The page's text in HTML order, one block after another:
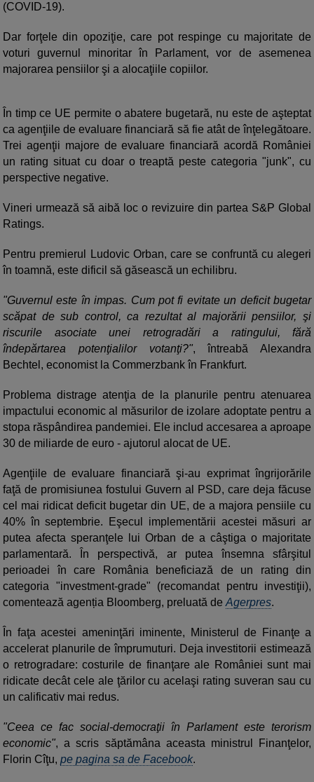
(COVID-19).
Dar forţele din opoziţie, care pot respinge cu majoritate de
voturi guvernul minoritar în Parlament, vor de asemenea
majorarea pensiilor şi a alocaţiile copiilor.
În timp ce UE permite o abatere bugetară, nu este de aşteptat
ca agenţiile de evaluare financiară să fie atât de înţelegătoare.
Trei agenţii majore de evaluare financiară acordă României
un rating situat cu doar o treaptă peste categoria "junk", cu
perspective negative.
Vineri urmează să aibă loc o revizuire din partea S&P Global
Ratings.
Pentru premierul Ludovic Orban, care se confruntă cu alegeri
în toamnă, este dificil să găsească un echilibru.
"Guvernul este în impas. Cum pot fi evitate un deficit bugetar
scăpat de sub control, ca rezultat al majorării pensiilor, şi
riscurile asociate unei retrogradări a ratingului, fără
îndepărtarea potenţialilor votanţi?", întreabă Alexandra
Bechtel, economist la Commerzbank în Frankfurt.
Problema distrage atenţia de la planurile pentru atenuarea
impactului economic al măsurilor de izolare adoptate pentru a
stopa răspândirea pandemiei. Ele includ accesarea a aproape
30 de miliarde de euro - ajutorul alocat de UE.
Agenţiile de evaluare financiară şi-au exprimat îngrijorările
faţă de promisiunea fostului Guvern al PSD, care deja făcuse
cel mai ridicat deficit bugetar din UE, de a majora pensiile cu
40% în septembrie. Eşecul implementării acestei măsuri ar
putea afecta speranţele lui Orban de a câştiga o majoritate
parlamentară. În perspectivă, ar putea însemna sfârşitul
perioadei în care România beneficiază de un rating din
categoria "investment-grade" (recomandat pentru investiţii),
comentează agenția Bloomberg, preluată de Agerpres.
În faţa acestei ameninţări iminente, Ministerul de Finanţe a
accelerat planurile de împrumuturi. Deja investitorii estimează
o retrogradare: costurile de finanţare ale României sunt mai
ridicate decât cele ale ţărilor cu acelaşi rating suveran sau cu
un calificativ mai redus.
"Ceea ce fac social-democraţii în Parlament este terorism
economic", a scris săptămâna aceasta ministrul Finanţelor,
Florin Cîţu, pe pagina sa de Facebook.